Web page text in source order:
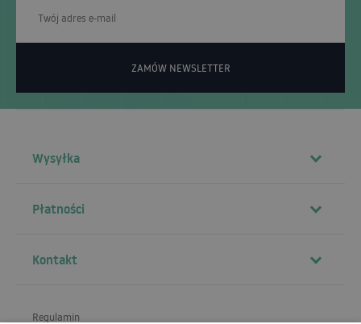
ZAMÓW NEWSLETTER
Wysyłka
Płatności
Kontakt
Regulamin